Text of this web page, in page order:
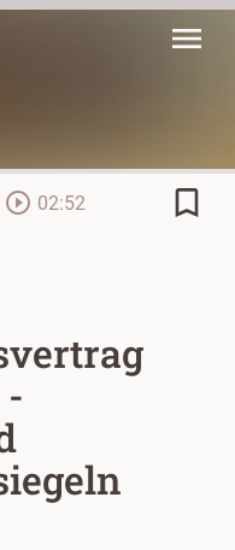
menu
play_circle_outline 02:52
bookmark_border